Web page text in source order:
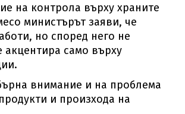
на контрола върху храните
министърът заяви, че
но според него не
акцентира само върху
внимание и на проблема
и произхода на